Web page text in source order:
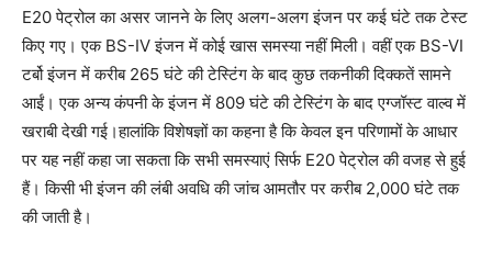
E20 पेट्रोल का असर जानने के लिए अलग-अलग इंजन पर कई घंटे तक टेस्ट
किए गए। एक BS-IV इंजन में कोई खास समस्या नहीं मिली। वहीं एक BS-VI
टर्बो इंजन में करीब 265 घंटे की टेस्टिंग के बाद कुछ तकनीकी दिक्कतें सामने
आईं। एक अन्य कंपनी के इंजन में 809 घंटे की टेस्टिंग के बाद एग्जॉस्ट वाल्व में
खराबी देखी गई।हालांकि विशेषज्ञों का कहना है कि केवल इन परिणामों के आधार
पर यह नहीं कहा जा सकता कि सभी समस्याएं सिर्फ E20 पेट्रोल की वजह से हुई
हैं। किसी भी इंजन की लंबी अवधि की जांच आमतौर पर करीब 2,000 घंटे तक
की जाती है।